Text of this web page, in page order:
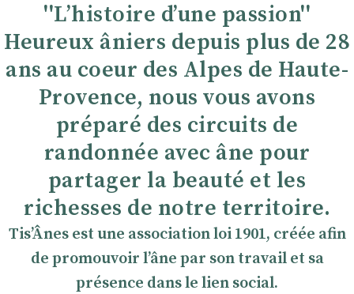
''Lʼhistoire dʼune passion''
Heureux âniers depuis plus de 28
ans au coeur des Alpes de Haute-
Provence, nous vous avons
préparé des circuits de
randonnée avec âne pour
partager la beauté et les
richesses de notre territoire.
TisʼÂnes est une association loi 1901, créée afin
de promouvoir lʼâne par son travail et sa
présence dans le lien social.